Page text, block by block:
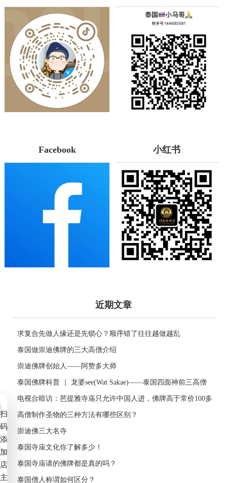
Facebook 小红书
近期文章
求复合先做人缘还是先锁心？顺序错了往往越做越乱
泰国做崇迪佛牌的三大高僧介绍
崇迪佛牌创始人——阿赞多大师
泰国佛牌科普 ｜ 龙婆see(Wat Sakae)——泰国四面神前三高僧
电视台暗访：芭提雅寺庙只允许中国人进，佛牌高于常价100多
倍！
高僧制作圣物的三种方法有哪些区别？
崇迪佛三大名寺
泰国寺庙文化你了解多少！
泰国寺庙请的佛牌都是真的吗？
泰国僧人称谓如何区分？
扫
码
添
加
店
主